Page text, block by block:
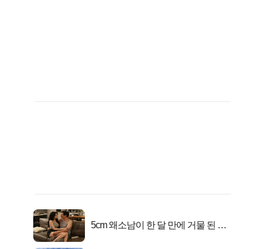
5cm 왜소남이 한 달 만에 거물 된 사